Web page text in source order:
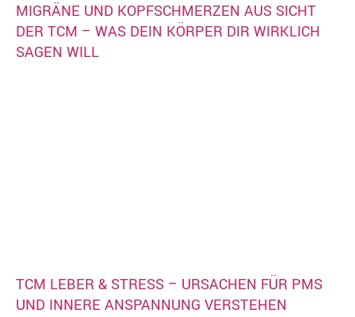
MIGRÄNE UND KOPFSCHMERZEN AUS SICHT
DER TCM – WAS DEIN KÖRPER DIR WIRKLICH
SAGEN WILL
TCM LEBER & STRESS – URSACHEN FÜR PMS
UND INNERE ANSPANNUNG VERSTEHEN